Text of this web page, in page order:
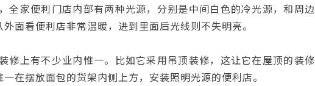
全家便利门店内部有两种光源，分别是中间白色的冷光源，和周边
面看便利店非常温暖，进到里面后光线则不失明亮。
修上有不少业内惟一。比如它采用吊顶装修，这让它在屋顶的装修
在摆放面包的货架内侧上方，安装照明光源的便利店。